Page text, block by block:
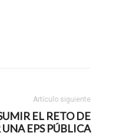
Artículo siguiente
EL RETO DE
UNA EPS PÚBLICA